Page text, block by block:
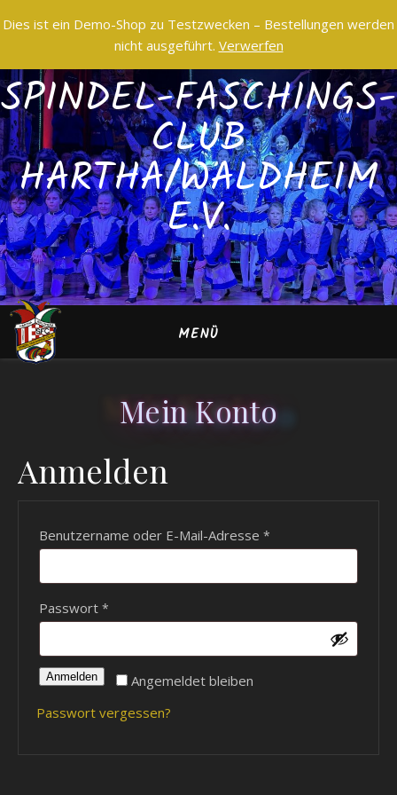
Dies ist ein Demo-Shop zu Testzwecken – Bestellungen werden
nicht ausgeführt. Verwerfen
SPINDEL-FASCHINGS-
CLUB
HARTHA/WALDHEIM
E.V.
MENÜ
Mein Konto
Anmelden
Benutzername oder E-Mail-Adresse *
Passwort *
Angemeldet bleiben
Anmelden
Passwort vergessen?